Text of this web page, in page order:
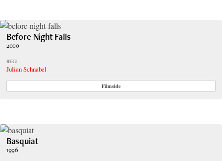
Before Night Falls
2000
REGI
Julian Schnabel
Filmside
Basquiat
1996